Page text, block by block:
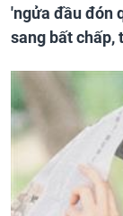
'ngửa đầu đón
sang bất chấp,